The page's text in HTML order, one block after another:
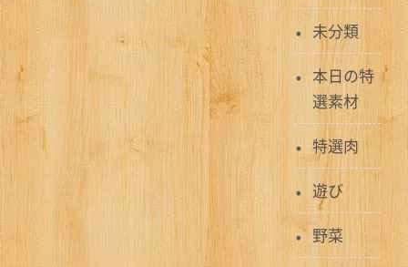
未分類
本日の特
選素材
特選肉
遊び
野菜